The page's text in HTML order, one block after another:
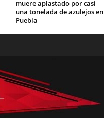
muere aplastado por casi
una tonelada de azulejos en
Puebla